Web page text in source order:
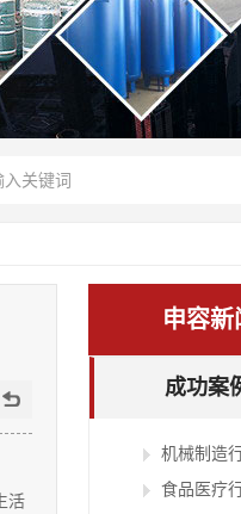
活
申容新
成功案
机械制造
食品医疗